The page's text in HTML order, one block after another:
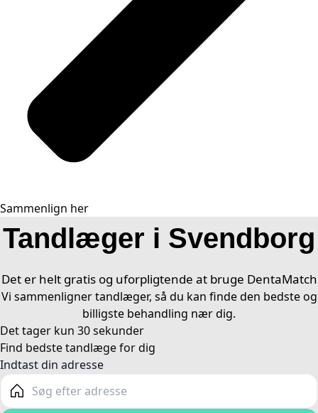
Sammenlign her
Tandlæger i Svendborg
Det er helt gratis og uforpligtende at bruge DentaMatch
Vi sammenligner tandlæger, så du kan finde den bedste og
billigste behandling nær dig.
Det tager kun 30 sekunder​
Find bedste tandlæge for dig ​